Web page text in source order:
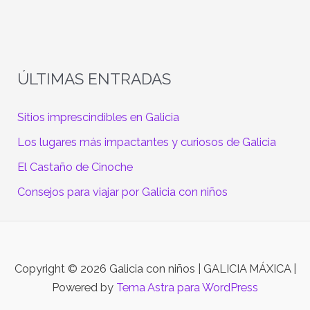
ÚLTIMAS ENTRADAS
Sitios imprescindibles en Galicia
Los lugares más impactantes y curiosos de Galicia
El Castaño de Cinoche
Consejos para viajar por Galicia con niños
Copyright © 2026 Galicia con niños | GALICIA MÁXICA |
Powered by Tema Astra para WordPress